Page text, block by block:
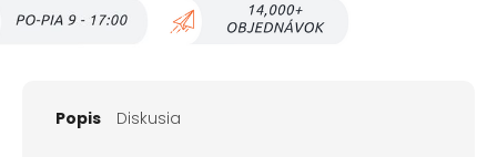
Popis Diskusia